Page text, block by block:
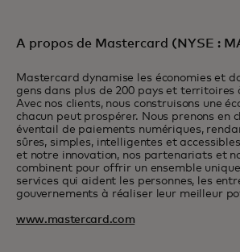
A propos de Mastercard (NYSE :
Mastercard dynamise les économies et
gens dans plus de 200 pays et territoires
Avec nos clients, nous construisons une
chacun peut prospérer. Nous prenons en
éventail de paiements numériques,
sûres, simples, intelligentes et
et notre innovation, nos partenariats et
combinent pour offrir un ensemble
services qui aident les personnes, les
gouvernements à réaliser leur meilleur
www.mastercard.com